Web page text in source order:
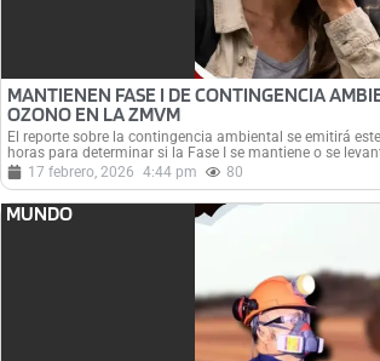
MANTIENEN FASE I DE CONTINGENCIA
OZONO EN LA ZMVM
El reporte sobre la contingencia ambiental se emitirá
horas para determinar si la Fase I se mantiene o se
17 febrero, 2026 4:44 pm 80
MUNDO